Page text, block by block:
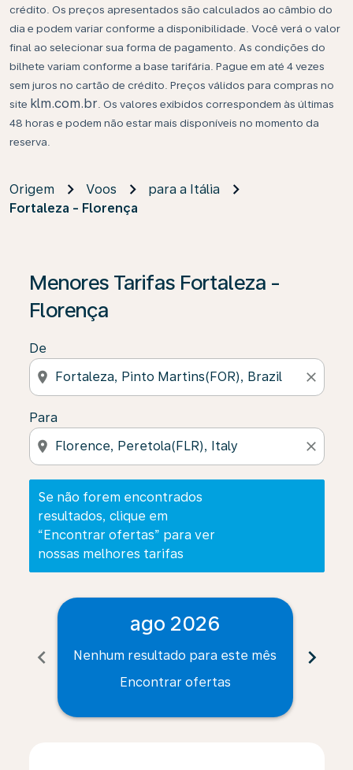
crédito. Os preços apresentados são calculados ao câmbio do
dia e podem variar conforme a disponibilidade. Você verá o valor
final ao selecionar sua forma de pagamento. As condições do
bilhete variam conforme a base tarifária. Pague em até 4 vezes
sem juros no cartão de crédito. Preços válidos para compras no
site klm.com.br . Os valores exibidos correspondem às últimas
48 horas e podem não estar mais disponíveis no momento da
reserva.
Origem Voos
para a Itália
Fortaleza - Florença
Menores Tarifas Fortaleza -
Florença
De
location_on close
Para
location_on close
Se não forem encontrados
resultados, clique em
“Encontrar ofertas” para ver
nossas melhores tarifas
Se não forem encontrados resultados, clique em
chevron_left
ago 2026
Nenhum resultado para este mês
Encontrar ofertas
chevron_right